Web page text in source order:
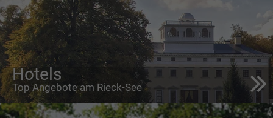
Hotels
Top Angebote am Rieck-See